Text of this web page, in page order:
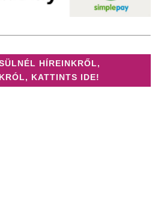
HÍREINKRŐL,
KATTINTS IDE!